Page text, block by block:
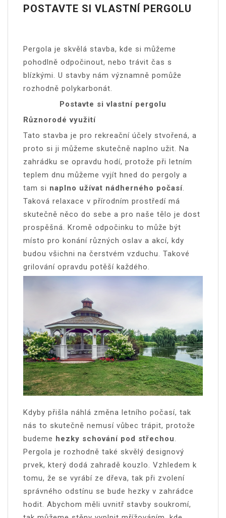
POSTAVTE SI VLASTNÍ PERGOLU
Pergola je skvělá stavba, kde si můžeme
pohodlně odpočinout, nebo trávit čas s
blízkými. U stavby nám významně pomůže
rozhodně polykarbonát.
Postavte si vlastní pergolu
Různorodé využití
Tato stavba je pro rekreační účely stvořená, a
proto si ji můžeme skutečně naplno užit. Na
zahrádku se opravdu hodí, protože při letním
teplem dnu můžeme vyjít hned do pergoly a
tam si naplno užívat nádherného počasí.
Taková relaxace v přírodním prostředí má
skutečně něco do sebe a pro naše tělo je dost
prospěšná. Kromě odpočinku to může být
místo pro konání různých oslav a akcí, kdy
budou všichni na čerstvém vzduchu. Takové
grilování opravdu potěší každého.
Kdyby přišla náhlá změna letního počasí, tak
nás to skutečně nemusí vůbec trápit, protože
budeme hezky schování pod střechou.
Pergola je rozhodně také skvělý designový
prvek, který dodá zahradě kouzlo. Vzhledem k
tomu, že se vyrábí ze dřeva, tak při zvolení
správného odstínu se bude hezky v zahrádce
hodit. Abychom měli uvnitř stavby soukromí,